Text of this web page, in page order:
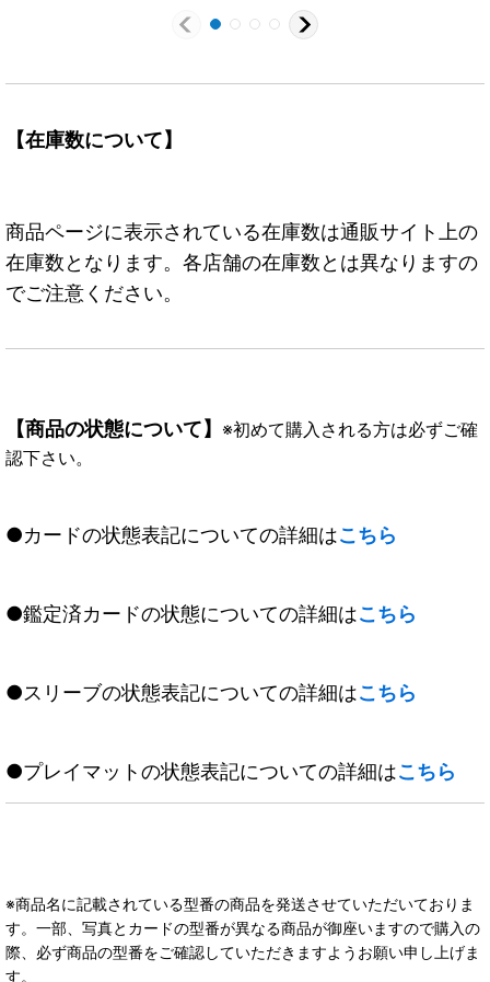
【在庫数について】
商品ページに表示されている在庫数は通販サイト上の
在庫数となります。各店舗の在庫数とは異なりますの
でご注意ください。
【商品の状態について】 ※初めて購入される方は必ずご確
認下さい。
●カードの状態表記についての詳細はこちら
●鑑定済カードの状態についての詳細はこちら
●スリーブの状態表記についての詳細はこちら
●プレイマットの状態表記についての詳細はこちら
※商品名に記載されている型番の商品を発送させていただいておりま
す。一部、写真とカードの型番が異なる商品が御座いますので購入の
際、必ず商品の型番をご確認していただきますようお願い申し上げま
す。